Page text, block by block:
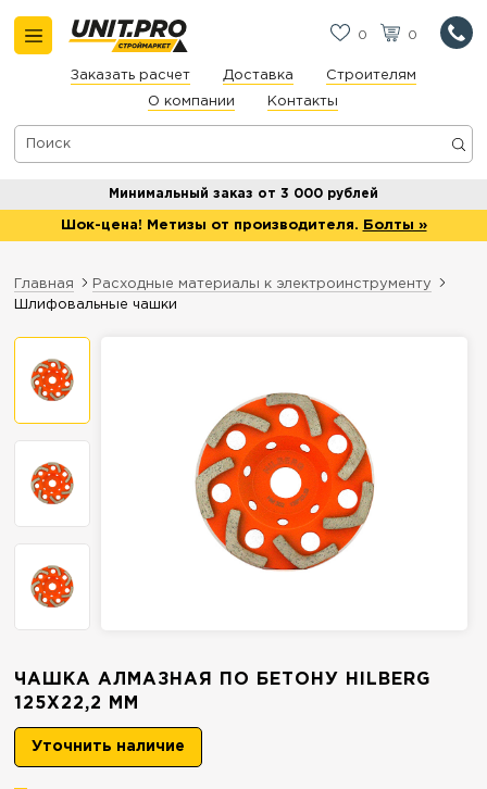
Заказать расчет Доставка Строителям
О компании Контакты
0 0
Минимальный заказ от 3 000 рублей
Шок-цена! Метизы от производителя. Болты »
Главная
Расходные материалы к электроинструменту
Шлифовальные чашки
ЧАШКА АЛМАЗНАЯ ПО БЕТОНУ HILBERG
125Х22,2 ММ
Уточнить наличие